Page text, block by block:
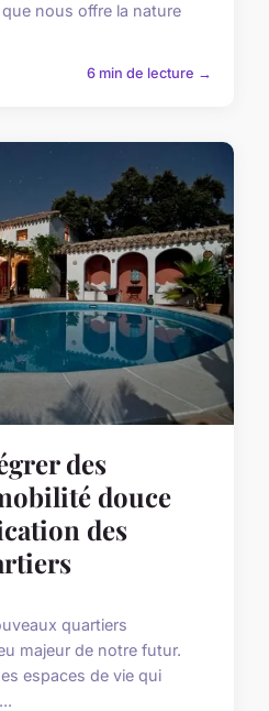
nous offre la nature
6 min de lecture →
des
douce
des
quartiers
majeur de notre futur.
espaces de vie qui